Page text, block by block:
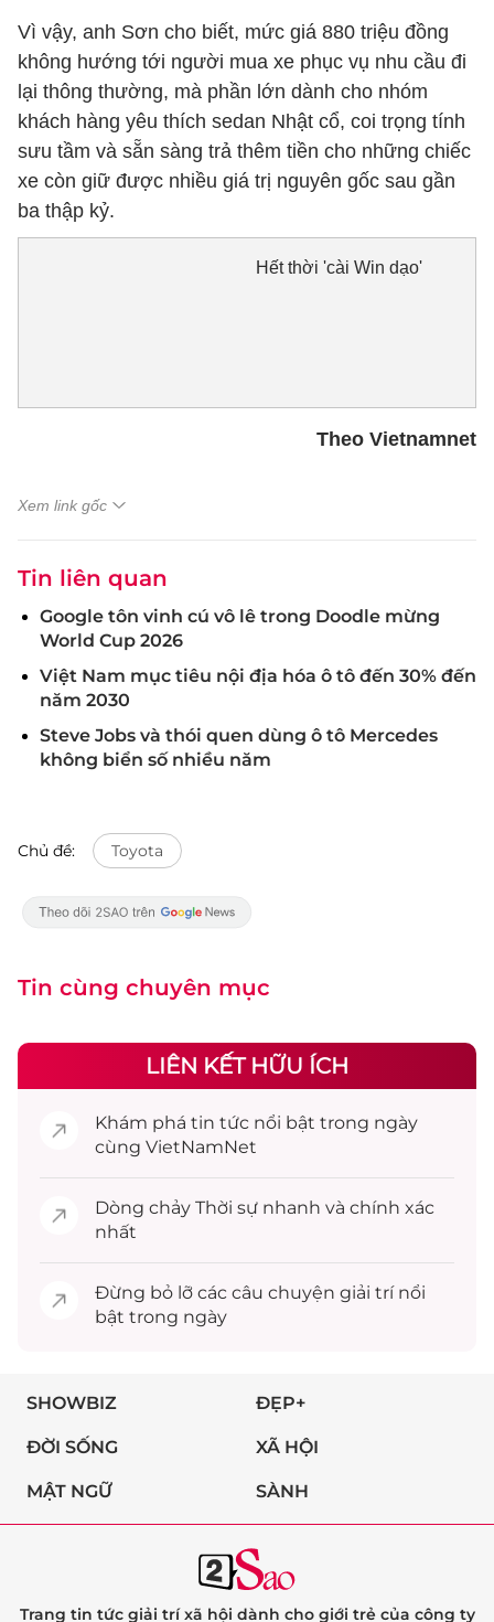
Vì vậy, anh Sơn cho biết, mức giá 880 triệu đồng
không hướng tới người mua xe phục vụ nhu cầu đi
lại thông thường, mà phần lớn dành cho nhóm
khách hàng yêu thích sedan Nhật cổ, coi trọng tính
sưu tầm và sẵn sàng trả thêm tiền cho những chiếc
xe còn giữ được nhiều giá trị nguyên gốc sau gần
ba thập kỷ.
Hết thời 'cài Win dạo'
Theo Vietnamnet
Xem link gốc
Tin liên quan
Google tôn vinh cú vô lê trong Doodle mừng
World Cup 2026
Việt Nam mục tiêu nội địa hóa ô tô đến 30% đến
năm 2030
Steve Jobs và thói quen dùng ô tô Mercedes
không biển số nhiều năm
Chủ đề: Toyota
Tin cùng chuyên mục
LIÊN KẾT HỮU ÍCH
Khám phá tin tức nổi bật trong ngày
cùng VietNamNet
Dòng chảy Thời sự nhanh và chính xác
nhất
Đừng bỏ lỡ các câu chuyện giải trínổi
bật trong ngày
SHOWBIZ ĐẸP+
ĐỜI SỐNG XÃ HỘI
MẬT NGỮ SÀNH
Trang tin tức giải trí xã hội dành cho giới trẻ của công ty